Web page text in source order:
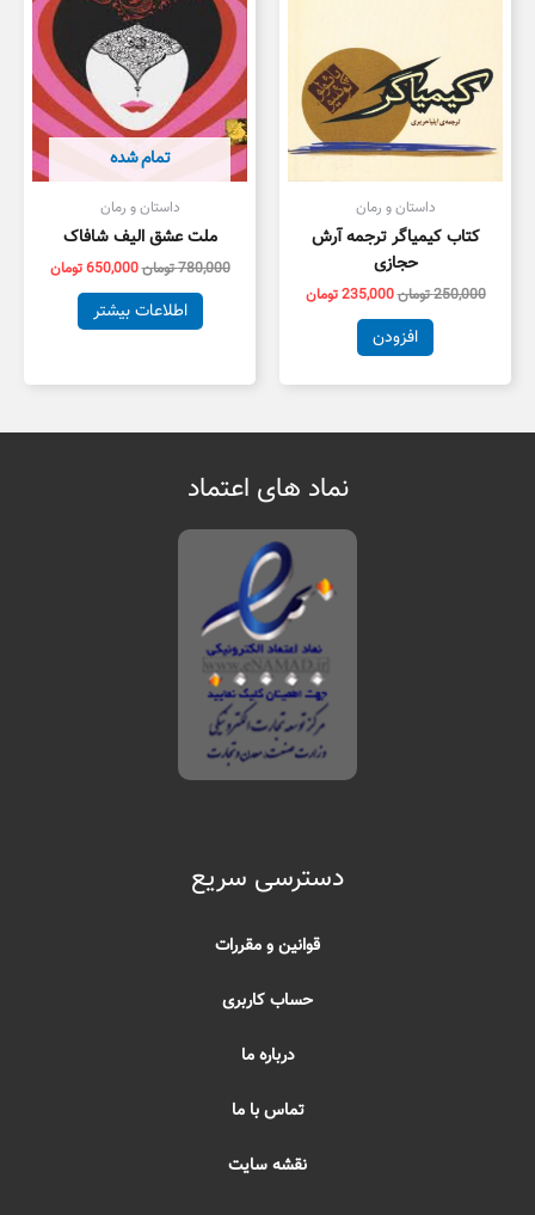
داستان و رمان
کتاب کیمیاگر ترجمه آرش
حجازی
250,000تومان235,000تومان
افزودن
تمام شده
داستان و رمان
ملت عشق الیف شافاک
780,000تومان650,000تومان
اطلاعات بیشتر
نماد های اعتماد
دسترسی سریع
قوانین و مقررات
حساب کاربری
درباره ما
تماس با ما
نقشه سایت